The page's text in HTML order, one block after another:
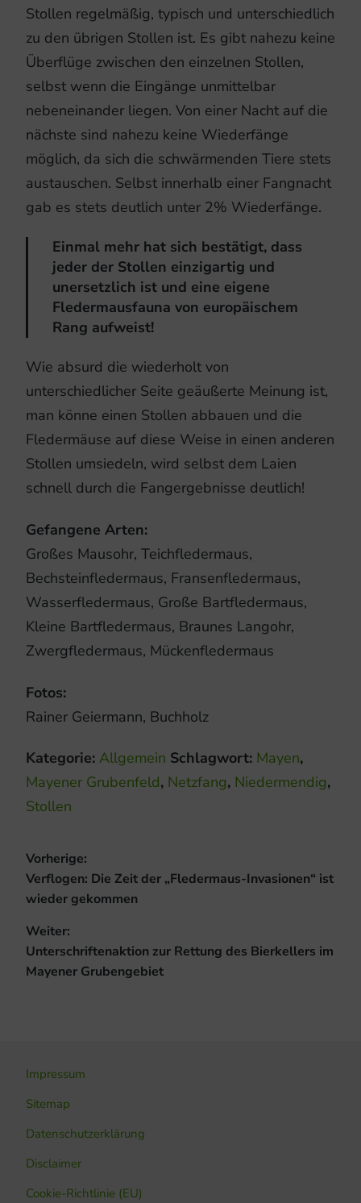
Stollen regelmäßig, typisch und unterschiedlich
zu den übrigen Stollen ist. Es gibt nahezu keine
Überflüge zwischen den einzelnen Stollen,
selbst wenn die Eingänge unmittelbar
nebeneinander liegen. Von einer Nacht auf die
nächste sind nahezu keine Wiederfänge
möglich, da sich die schwärmenden Tiere stets
austauschen. Selbst innerhalb einer Fangnacht
gab es stets deutlich unter 2% Wiederfänge.
Einmal mehr hat sich bestätigt, dass
jeder der Stollen einzigartig und
unersetzlich ist und eine eigene
Fledermausfauna von europäischem
Rang aufweist!
Wie absurd die wiederholt von
unterschiedlicher Seite geäußerte Meinung ist,
man könne einen Stollen abbauen und die
Fledermäuse auf diese Weise in einen anderen
Stollen umsiedeln, wird selbst dem Laien
schnell durch die Fangergebnisse deutlich!
Gefangene Arten:
Großes Mausohr, Teichfledermaus,
Bechsteinfledermaus, Fransenfledermaus,
Wasserfledermaus, Große Bartfledermaus,
Kleine Bartfledermaus, Braunes Langohr,
Zwergfledermaus, Mückenfledermaus
Fotos:
Rainer Geiermann, Buchholz
Kategorie: Allgemein Schlagwort: Mayen,
Mayener Grubenfeld, Netzfang, Niedermendig,
Stollen
Beitragsnavigation
Vorherige:
Vorheriger
Beitrag:
Verflogen: Die Zeit der „Fledermaus-Invasionen“ ist
wieder gekommen
Weiter:
Nächster
Beitrag:
Unterschriftenaktion zur Rettung des Bierkellers im
Mayener Grubengebiet
Impressum
Sitemap
Datenschutzerklärung
Disclaimer
Cookie-Richtlinie (EU)